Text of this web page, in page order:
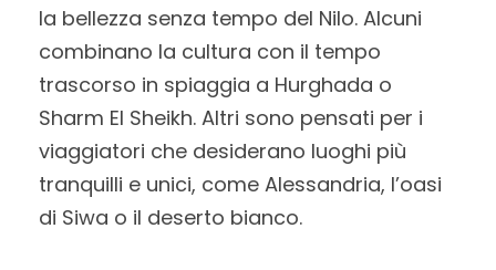
la bellezza senza tempo del Nilo. Alcuni
combinano la cultura con il tempo
trascorso in spiaggia a Hurghada o
Sharm El Sheikh. Altri sono pensati per i
viaggiatori che desiderano luoghi più
tranquilli e unici, come Alessandria, l’oasi
di Siwa o il deserto bianco.